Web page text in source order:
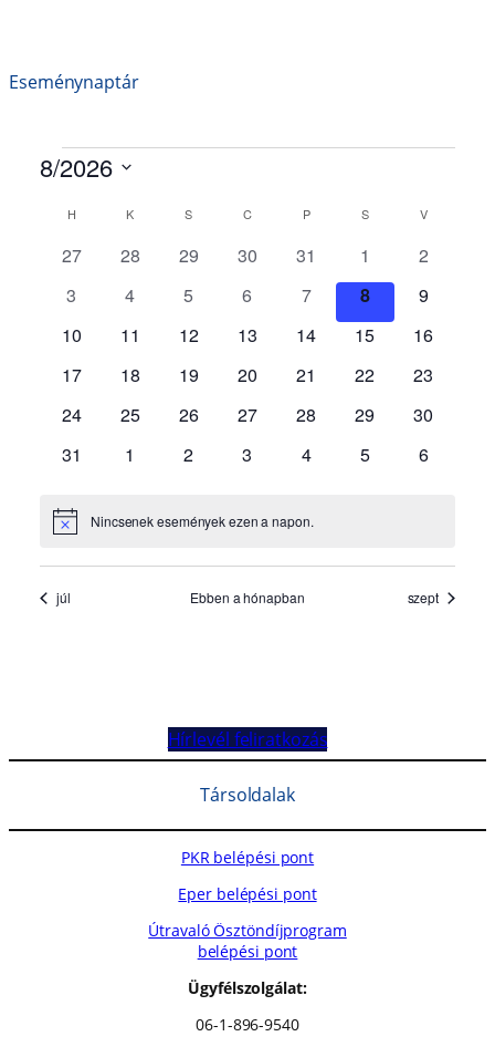
Eseménynaptár
Hírlevél feliratkozás
Társoldalak
PKR belépési pont
Eper belépési pont
Útravaló Ösztöndíjprogram
belépési pont
Ügyfélszolgálat:
06-1-896-9540